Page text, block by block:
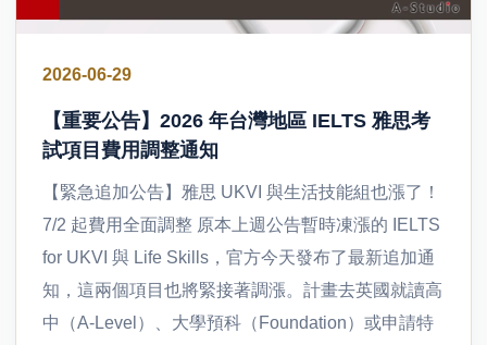
2026-06-29
【重要公告】2026 年台灣地區 IELTS 雅思考
試項目費用調整通知
【緊急追加公告】雅思 UKVI 與生活技能組也漲了！
7/2 起費用全面調整 原本上週公告暫時凍漲的 IELTS
for UKVI 與 Life Skills，官方今天發布了最新追加通
知，這兩個項目也將緊接著調漲。計畫去英國就讀高
中（A-Level）、大學預科（Foundation）或申請特